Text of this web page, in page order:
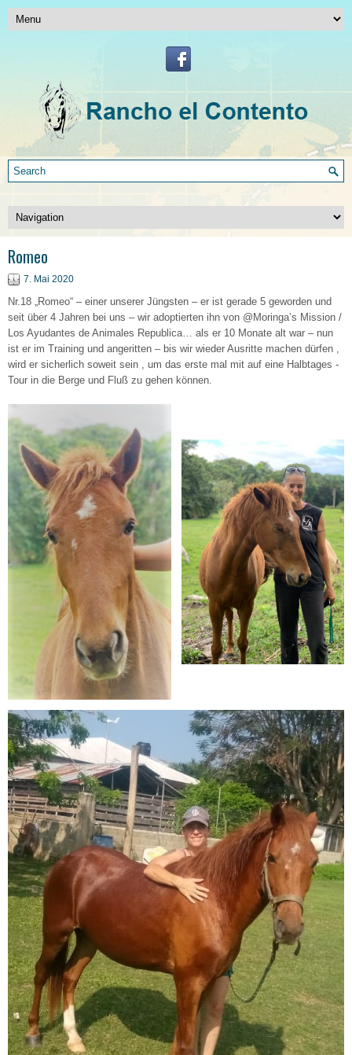
Romeo
7. Mai 2020
Nr.18 „Romeo“ – einer unserer Jüngsten – er ist gerade 5 geworden und
seit über 4 Jahren bei uns – wir adoptierten ihn von @Moringa’s Mission /
Los Ayudantes de Animales Republica… als er 10 Monate alt war – nun
ist er im Training und angeritten – bis wir wieder Ausritte machen dürfen ,
wird er sicherlich soweit sein , um das erste mal mit auf eine Halbtages -
Tour in die Berge und Fluß zu gehen können.